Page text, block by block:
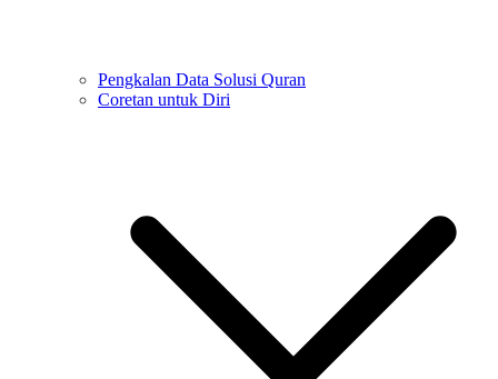
Pengkalan Data Solusi Quran
Coretan untuk Diri